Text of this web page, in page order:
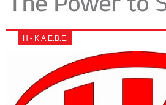
Η - Κ Α.Ε.Β.Ε.